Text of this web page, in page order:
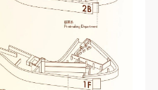
人（具有完全民事行为
年人必须在成年人的陪
人（具有完全民事行为
年人必须在成年人的陪
人（具有完全民事行为
年人必须在成年人的陪